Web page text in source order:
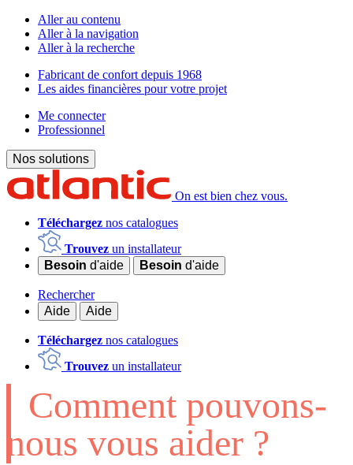
Aller au contenu
Aller à la navigation
Aller à la recherche
Fabricant de confort depuis 1968
Les aides financières pour votre projet
Me connecter
Professionnel
Nos solutions
On est bien chez vous.
Téléchargez nos catalogues
Trouvez un installateur
Besoin d'aide Besoin d'aide
Rechercher
Aide
Aide
Téléchargez nos catalogues
Trouvez un installateur
Comment pouvons-
nous vous aider ?